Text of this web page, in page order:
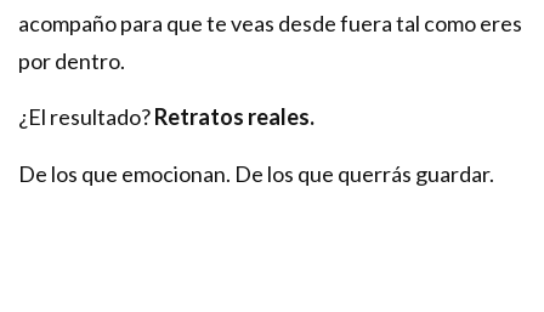
acompaño para que te veas desde fuera tal como eres
por dentro.
¿El resultado?Retratos reales.
De los que emocionan. De los que querrás guardar.